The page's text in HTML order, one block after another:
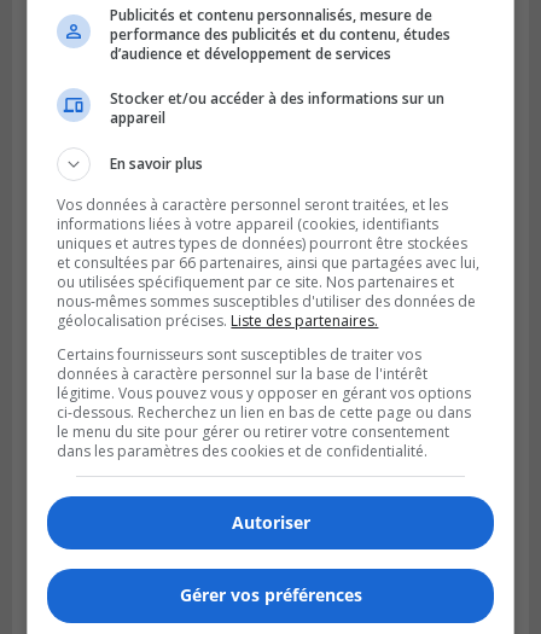
jusqu’en avril 2027
Publié le 4 août 2026 à 15h50
Le mur du rempart de La Prairie retrouve
sa jeunesse
Publicités et contenu personnalisés, mesure de
performance des publicités et du contenu, études
d’audience et développement de services
Stocker et/ou accéder à des informations sur un
appareil
En savoir plus
Vos données à caractère personnel seront traitées, et les
informations liées à votre appareil (cookies, identifiants
uniques et autres types de données) pourront être stockées
et consultées par 66 partenaires, ainsi que partagées avec lui,
ou utilisées spécifiquement par ce site. Nos partenaires et
nous-mêmes sommes susceptibles d'utiliser des données de
géolocalisation précises. Liste des partenaires.
Certains fournisseurs sont susceptibles de traiter vos
données à caractère personnel sur la base de l'intérêt
légitime. Vous pouvez vous y opposer en gérant vos options
ci-dessous. Recherchez un lien en bas de cette page ou dans
le menu du site pour gérer ou retirer votre consentement
dans les paramètres des cookies et de confidentialité.
Autoriser
Gérer vos préférences